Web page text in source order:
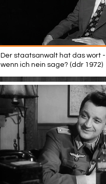
Der staatsanwalt hat das wort -
wenn ich nein sage? (ddr 1972)